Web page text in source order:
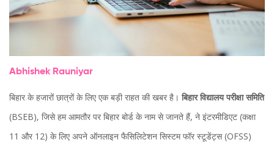
Abhishek Rauniyar
बिहार के हजारों छात्रों के लिए एक बड़ी राहत की खबर है। बिहार विद्यालय परीक्षा समिति
(BSEB), जिसे हम आमतौर पर बिहार बोर्ड के नाम से जानते हैं, ने इंटरमीडिएट (कक्षा
11 और 12) के लिए अपने ऑनलाइन फैसिलिटेशन सिस्टम फॉर स्टूडेंट्स (OFSS)